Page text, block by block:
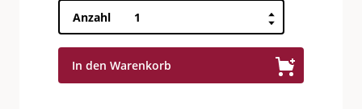
Anzahl
The
Macallan
Rare
Cask
43°
In den Warenkorb